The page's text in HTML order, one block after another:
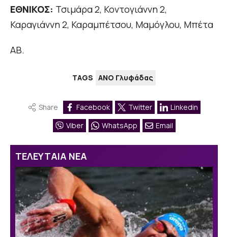
ΕΘΝΙΚΟΣ: Τσιμάρα 2, Κοντογιάννη 2,
Καραγιάννη 2, Καραμπέτσου, Μαμόγλου, Μπέτα
ΑΒ.
TAGS ΑΝΟ Γλυφάδας
Share Facebook Twitter
Linkedin
Viber
WhatsApp Email
ΤΕΛΕΥΤΑΙΑ ΝΕΑ